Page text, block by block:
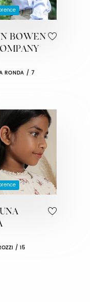
BOWEN
RONDA / 7
/ 15